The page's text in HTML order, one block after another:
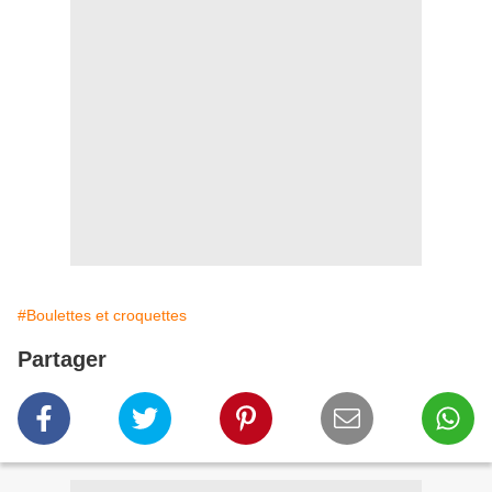
#Boulettes et croquettes
Partager